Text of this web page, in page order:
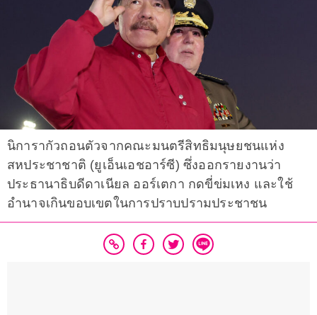
นิการากัวถอนตัวจากคณะมนตรีสิทธิมนุษยชนแห่ง
สหประชาชาติ (ยูเอ็นเอชอาร์ซี) ซึ่งออกรายงานว่า
ประธานาธิบดีดาเนียล ออร์เตกา กดขี่ข่มเหง และใช้
อำนาจเกินขอบเขตในการปราบปรามประชาชน